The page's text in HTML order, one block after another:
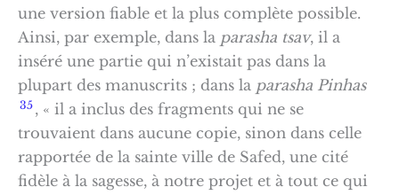
une version fiable et la plus complète possible.
Ainsi, par exemple, dans la parasha tsav, il a
inséré une partie qui n’existait pas dans la
plupart des manuscrits ; dans la parasha Pinhas
35 , « il a inclus des fragments qui ne se
trouvaient dans aucune copie, sinon dans celle
rapportée de la sainte ville de Safed, une cité
fidèle à la sagesse, à notre projet et à tout ce qui